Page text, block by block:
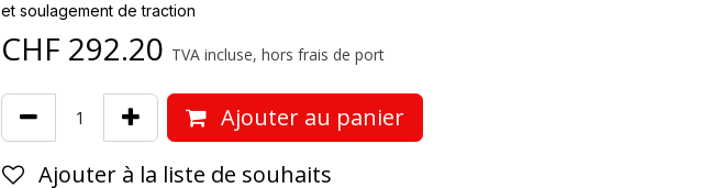
et soulagement de traction
CHF 292.20 TVA incluse, hors frais de port
Ajouter au panier
Ajouter à la liste de souhaits